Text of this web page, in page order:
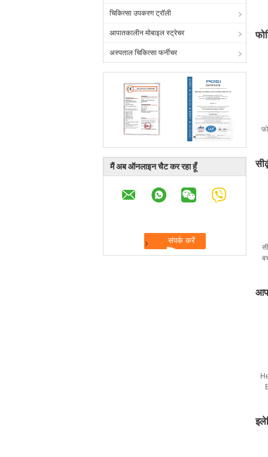
चिकित्सा उपकरण ट्रॉली
आपातकालीन मोबाइल स्ट्रेचर
अस्पताल चिकित्सा फर्नीचर
मैं अब ऑनलाइन चैट कर रहा हूँ